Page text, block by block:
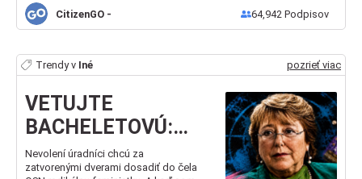
CitizenGO - 64,942 Podpisov
Trendy v Iné pozrieť viac
VETUJTE
BACHELETOVÚ:
Nedovoľme
radikálnej
Nevolení úradníci chcú za
zatvorenými dverami dosadiť do čela